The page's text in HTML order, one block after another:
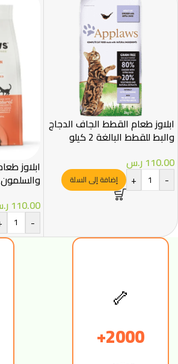
ابلاوز طعام القطط الجاف الدجاج
والبط للقطط البالغة 2 كيلو
110.00 ر.س
-
+ إضافة إلى السلة
ابلاوز
والسلمون 2
110.00
-
🦴
2000+